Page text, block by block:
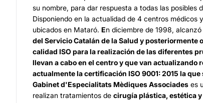
su nombre, para dar respuesta a todas las posibles
Disponiendo en la actualidad de 4 centros médicos
ubicados en Mataró. En diciembre de 1998, alcanzó
del Servicio Catalán de la Salud y posteriormente
calidad ISO para la realización de las diferentes
llevan a cabo en el centro y que van actualizando
actualmente la certificación ISO 9001: 2015 la
Gabinet d'Especialitats Mèdiques Associades es
realizan tratamientos de cirugía plástica, estética